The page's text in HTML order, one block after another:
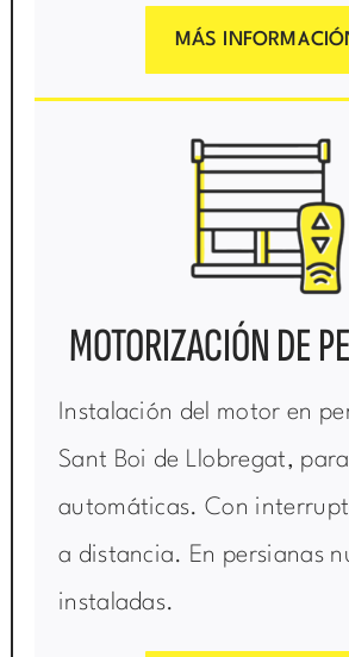
MÁS
MOTORIZACIÓN DE
Instalación del motor en
Sant Boi de Llobregat,
automáticas. Con
a distancia. En persianas
instaladas.